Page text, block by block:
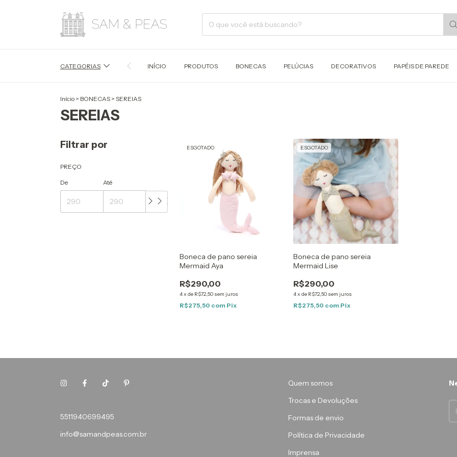
CATEGORIAS INÍCIO PRODUTOS BONECAS PELÚCIAS DECORATIVOS PAPÉIS DE PAREDE
Início > BONECAS > SEREIAS
SEREIAS
Filtrar por
PREÇO
De Até
ESGOTADO
Boneca de pano sereia
Mermaid Aya
R$290,00
4xde R$72,50 sem juros
R$275,50 com Pix
ESGOTADO
Boneca de pano sereia
Mermaid Lise
R$290,00
4x de R$72,50 sem juros
R$275,50 com Pix
5511940699495
info@samandpeas.com.br
Quem somos
Trocas e Devoluções
Formas de envio
Política de Privacidade
Imprensa